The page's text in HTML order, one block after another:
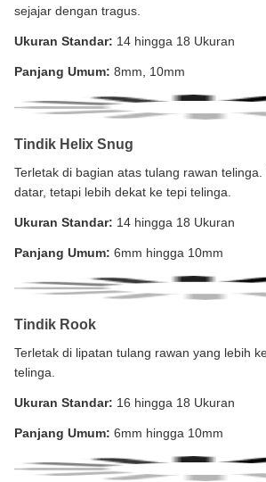
sejajar dengan tragus.
Ukuran Standar: 14 hingga 18 Ukuran
Panjang Umum: 8mm, 10mm
Tindik Helix Snug
Terletak di bagian atas tulang rawan
datar, tetapi lebih dekat ke tepi telinga.
Ukuran Standar: 14 hingga 18 Ukuran
Panjang Umum: 6mm hingga 10mm
Tindik Rook
Terletak di lipatan tulang rawan yang lebih
telinga.
Ukuran Standar: 16 hingga 18 Ukuran
Panjang Umum: 6mm hingga 10mm